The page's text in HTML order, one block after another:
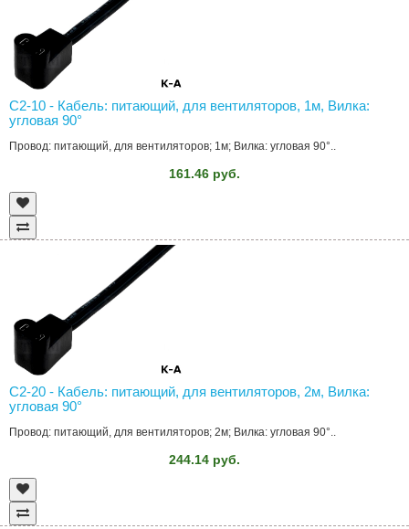
C2-10 - Кабель: питающий, для вентиляторов, 1м, Вилка:
угловая 90°
Провод: питающий, для вентиляторов; 1м; Вилка: угловая 90°..
161.46 руб.
C2-20 - Кабель: питающий, для вентиляторов, 2м, Вилка:
угловая 90°
Провод: питающий, для вентиляторов; 2м; Вилка: угловая 90°..
244.14 руб.